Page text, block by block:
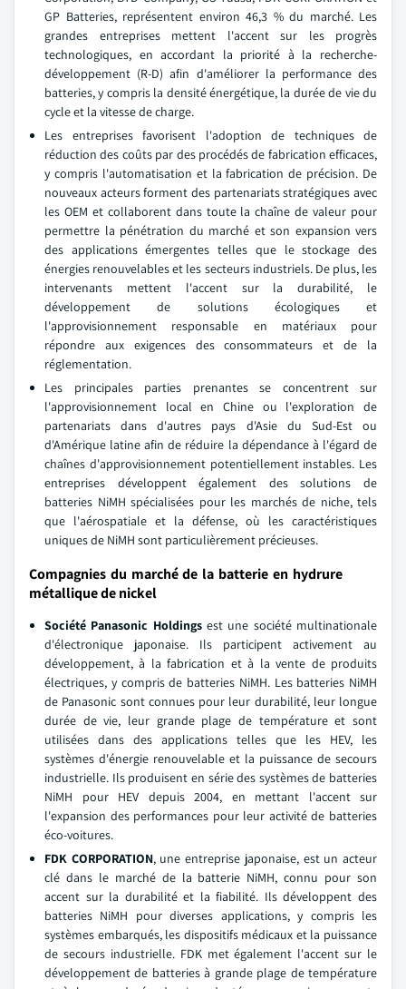
GP Batteries, représentent environ 46,3 % du marché. Les
grandes entreprises mettent l'accent sur les progrès
technologiques, en accordant la priorité à la recherche-
développement (R-D) afin d'améliorer la performance des
batteries, y compris la densité énergétique, la durée de vie du
cycle et la vitesse de charge.
Les entreprises favorisent l'adoption de techniques de
réduction des coûts par des procédés de fabrication efficaces,
y compris l'automatisation et la fabrication de précision. De
nouveaux acteurs forment des partenariats stratégiques avec
les OEM et collaborent dans toute la chaîne de valeur pour
permettre la pénétration du marché et son expansion vers
des applications émergentes telles que le stockage des
énergies renouvelables et les secteurs industriels. De plus, les
intervenants mettent l'accent sur la durabilité, le
développement de solutions écologiques et
l'approvisionnement responsable en matériaux pour
répondre aux exigences des consommateurs et de la
réglementation.
Les principales parties prenantes se concentrent sur
l'approvisionnement local en Chine ou l'exploration de
partenariats dans d'autres pays d'Asie du Sud-Est ou
d'Amérique latine afin de réduire la dépendance à l'égard de
chaînes d'approvisionnement potentiellement instables. Les
entreprises développent également des solutions de
batteries NiMH spécialisées pour les marchés de niche, tels
que l'aérospatiale et la défense, où les caractéristiques
uniques de NiMH sont particulièrement précieuses.
Compagnies du marché de la batterie en hydrure
métallique de nickel
Société Panasonic Holdingsest une société multinationale
d'électronique japonaise. Ils participent activement au
développement, à la fabrication et à la vente de produits
électriques, y compris de batteries NiMH. Les batteries NiMH
de Panasonic sont connues pour leur durabilité, leur longue
durée de vie, leur grande plage de température et sont
utilisées dans des applications telles que les HEV, les
systèmes d'énergie renouvelable et la puissance de secours
industrielle. Ils produisent en série des systèmes de batteries
NiMH pour HEV depuis 2004, en mettant l'accent sur
l'expansion des performances pour leur activité de batteries
éco-voitures.
FDK CORPORATION, une entreprise japonaise, est un acteur
clé dans le marché de la batterie NiMH, connu pour son
accent sur la durabilité et la fiabilité. Ils développent des
batteries NiMH pour diverses applications, y compris les
systèmes embarqués, les dispositifs médicaux et la puissance
de secours industrielle. FDK met également l'accent sur le
développement de batteries à grande plage de température